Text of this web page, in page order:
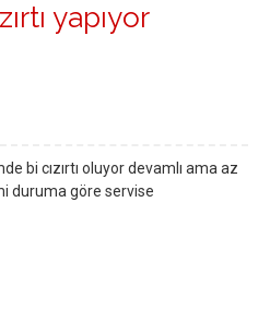
yapıyor
bi cızırtı oluyor devamlı ama az
duruma göre servise